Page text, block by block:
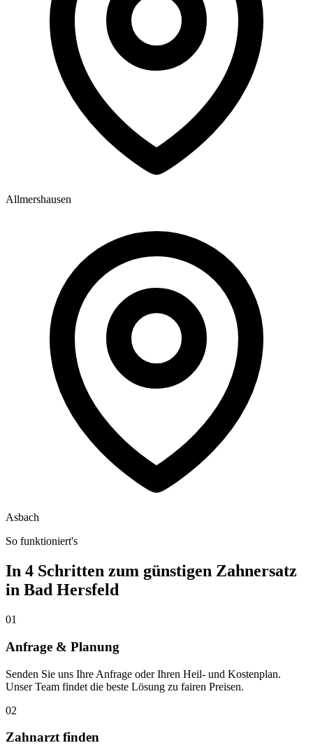
Allmershausen
Asbach
So funktioniert's
In 4 Schritten zum günstigen Zahnersatz
in Bad Hersfeld
01
Anfrage & Planung
Senden Sie uns Ihre Anfrage oder Ihren Heil- und Kostenplan.
Unser Team findet die beste Lösung zu fairen Preisen.
02
Zahnarzt finden